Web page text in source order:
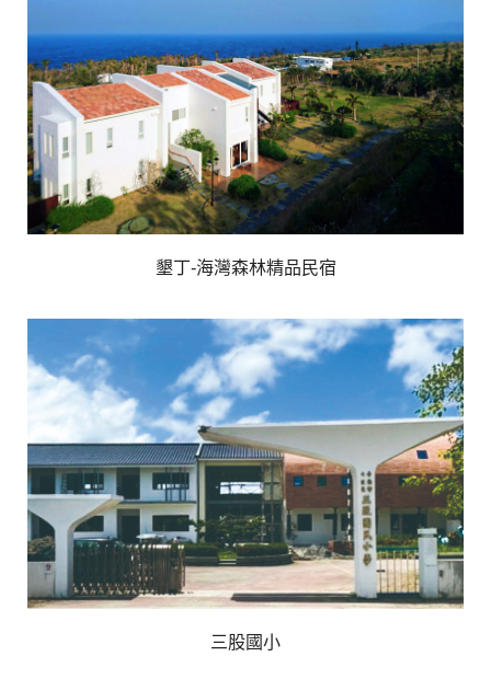
墾丁-海灣森林精品民宿
三股國小